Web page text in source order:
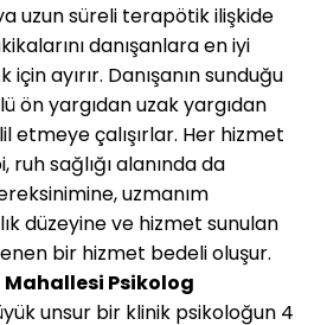
uzun süreli terapötik ilişkide
danışanlara en iyi
ayırır. Danışanın sunduğu
ön yargıdan uzak yargıdan
etmeye çalışırlar. Her hizmet
ruh sağlığı alanında da
uzmanım
düzeyine ve hizmet sunulan
bir hizmet bedeli oluşur.
Mahallesi Psikolog
unsur bir klinik psikoloğun 4